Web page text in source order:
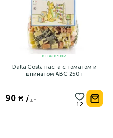
В НАЛИЧИИ
Dalla Costa паста с томатом и
шпинатом ABC 250 г
90 ₴ /шт